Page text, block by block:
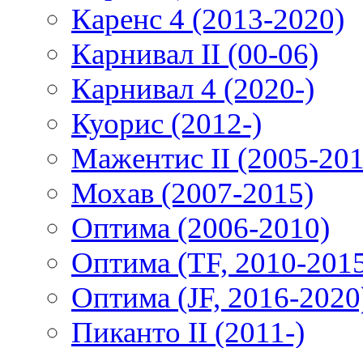
Каренс 4 (2013-2020)
Карнивал II (00-06)
Карнивал 4 (2020-)
Куорис (2012-)
Мажентис II (2005-
Мохав (2007-2015)
Оптима (2006-2010)
Оптима (TF, 2010-
Оптима (JF, 2016-
Пиканто II (2011-)